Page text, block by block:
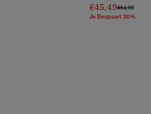
€45,49Prijs
€64,99Naar
Je Bespaart 30%